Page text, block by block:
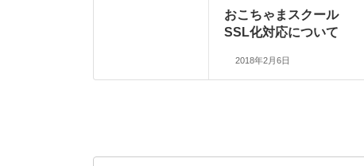
おこちゃまスクール
SSL化対応について
2018年2月6日